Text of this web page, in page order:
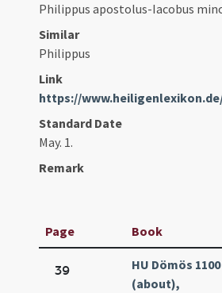
Philippus apostolus-Iacobus
Similar
Philippus
Link
https://
Standard Date
May. 1.
Remark
Page Book
39
HU Dömös 1100
(about),